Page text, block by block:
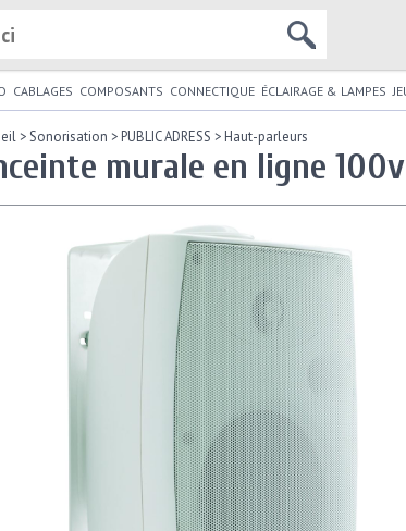
CABLAGES COMPOSANTS CONNECTIQUE ÉCLAIRAGE & LAMPES
>Sonorisation >PUBLIC ADRESS >Haut-parleurs
murale en ligne